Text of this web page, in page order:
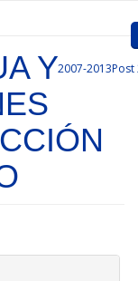
2007-2013Post
Y